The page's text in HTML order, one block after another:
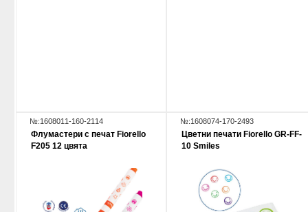
№:1608011-160-2114
Флумастери с печат Fiorello
F205 12 цвята
№:1608074-170-2493
Цветни печати Fiorello GR-FF-
10 Smiles